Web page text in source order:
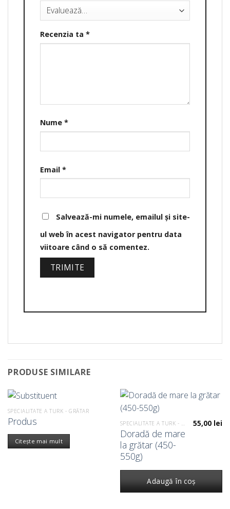
Recenzia ta *
Nume *
Email *
Salvează-mi numele, emailul și site-
ul web în acest navigator pentru data
viitoare când o să comentez.
PRODUSE SIMILARE
SPECIALITATE A TURK - GRĂTAR
Produs
Citește mai mult
Doradă de mare
la grătar (450-
550g)
55,00 lei
Adaugă în coș